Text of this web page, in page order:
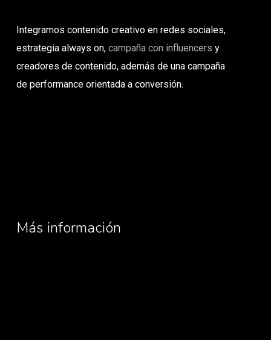
Integramos contenido creativo en redes sociales,
estrategia always on,campaña con influencers y
creadores de contenido, además de una campaña
de performance orientada a conversión.
Más información